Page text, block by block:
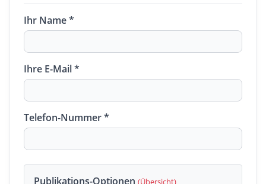
Ihr Name *
Ihre E-Mail *
Telefon-Nummer *
Publikations-Optionen (Übersicht)